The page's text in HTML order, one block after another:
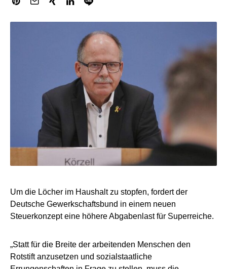
Um die Löcher im Haushalt zu stopfen, fordert der
Deutsche Gewerkschaftsbund in einem neuen
Steuerkonzept eine höhere Abgabenlast für Superreiche.
„Statt für die Breite der arbeitenden Menschen den
Rotstift anzusetzen und sozialstaatliche